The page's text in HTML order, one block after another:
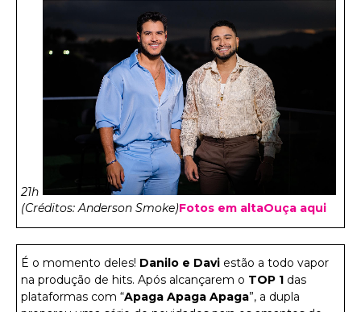
21h
(Créditos: Anderson Smoke)Fotos em altaOuça aqui
É o momento deles! Danilo e Davi estão a todo vapor
na produção de hits. Após alcançarem o TOP 1 das
plataformas com “Apaga Apaga Apaga”, a dupla